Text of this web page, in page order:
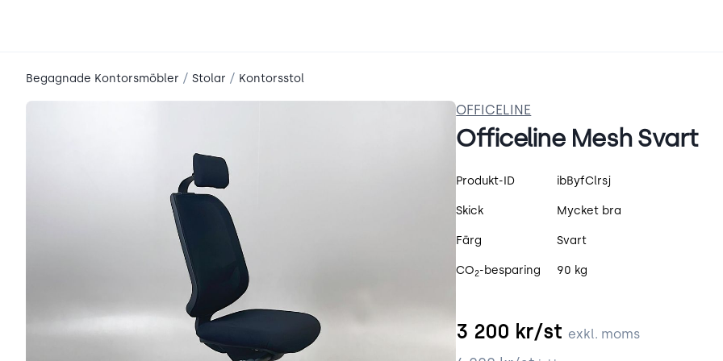
Begagnade Kontorsmöbler / Stolar / Kontorsstol
OFFICELINE
Officeline Mesh Svart
Produktspecifikation
Produkt-ID ibByfClrsj
Skick Mycket bra
Färg Svart
CO2-besparing 90 kg
3 200 kr/st exkl. moms